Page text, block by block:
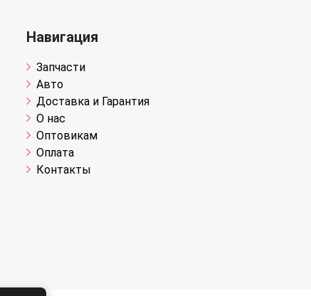
Навигация
Запчасти
Авто
Доставка и Гарантия
О нас
Оптовикам
Оплата
Контакты